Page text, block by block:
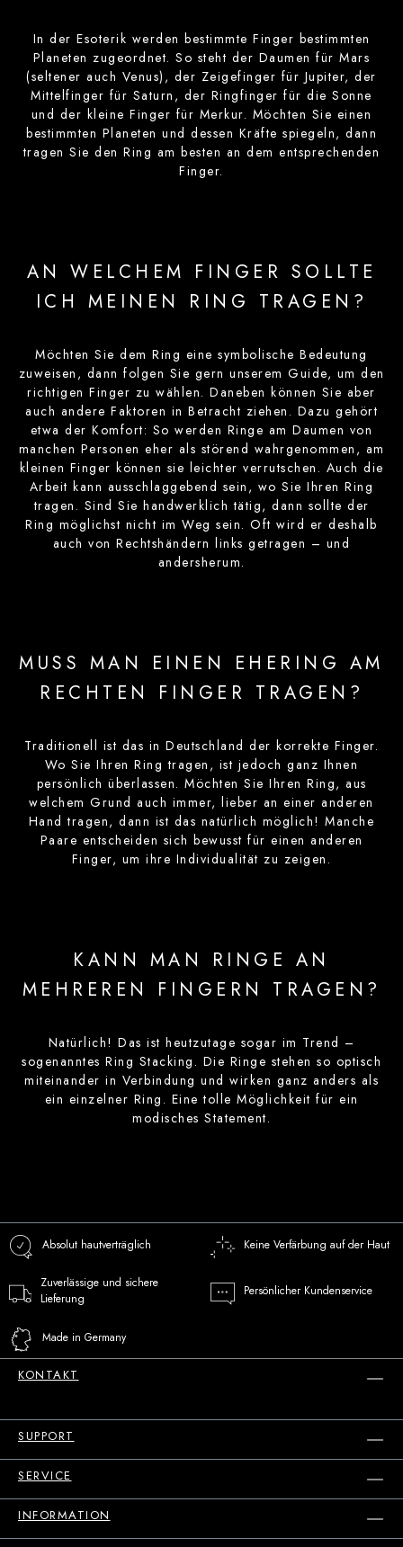
In der Esoterik werden bestimmte Finger bestimmten
Planeten zugeordnet. So steht der Daumen für Mars
(seltener auch Venus), der Zeigefinger für Jupiter, der
Mittelfinger für Saturn, der Ringfinger für die Sonne
und der kleine Finger für Merkur. Möchten Sie einen
bestimmten Planeten und dessen Kräfte spiegeln, dann
tragen Sie den Ring am besten an dem entsprechenden
Finger.
AN WELCHEM FINGER SOLLTE
ICH MEINEN RING TRAGEN?
Möchten Sie dem Ring eine symbolische Bedeutung
zuweisen, dann folgen Sie gern unserem Guide, um den
richtigen Finger zu wählen. Daneben können Sie aber
auch andere Faktoren in Betracht ziehen. Dazu gehört
etwa der Komfort: So werden Ringe am Daumen von
manchen Personen eher als störend wahrgenommen, am
kleinen Finger können sie leichter verrutschen. Auch die
Arbeit kann ausschlaggebend sein, wo Sie Ihren Ring
tragen. Sind Sie handwerklich tätig, dann sollte der
Ring möglichst nicht im Weg sein. Oft wird er deshalb
auch von Rechtshändern links getragen – und
andersherum.
MUSS MAN EINEN EHERING AM
RECHTEN FINGER TRAGEN?
Traditionell ist das in Deutschland der korrekte Finger.
Wo Sie Ihren Ring tragen, ist jedoch ganz Ihnen
persönlich überlassen. Möchten Sie Ihren Ring, aus
welchem Grund auch immer, lieber an einer anderen
Hand tragen, dann ist das natürlich möglich! Manche
Paare entscheiden sich bewusst für einen anderen
Finger, um ihre Individualität zu zeigen.
KANN MAN RINGE AN
MEHREREN FINGERN TRAGEN?
Natürlich! Das ist heutzutage sogar im Trend –
sogenanntes Ring Stacking. Die Ringe stehen so optisch
miteinander in Verbindung und wirken ganz anders als
ein einzelner Ring. Eine tolle Möglichkeit für ein
modisches Statement.
Absolut hautverträglich Keine Verfärbung auf der Haut
Zuverlässige und sichere
Lieferung
Persönlicher Kundenservice
Made in Germany
KONTAKT
SUPPORT
SERVICE
INFORMATION